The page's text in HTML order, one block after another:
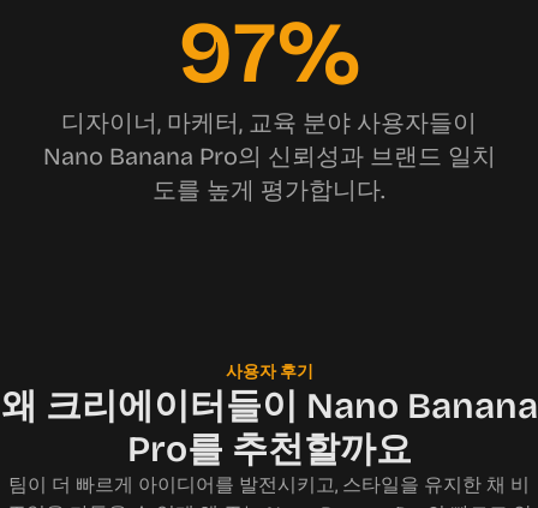
97%
디자이너, 마케터, 교육 분야 사용자들이
Nano Banana Pro의 신뢰성과 브랜드 일치
도를 높게 평가합니다.
사용자 후기
왜 크리에이터들이 Nano Banana
Pro를 추천할까요
팀이 더 빠르게 아이디어를 발전시키고, 스타일을 유지한 채 비